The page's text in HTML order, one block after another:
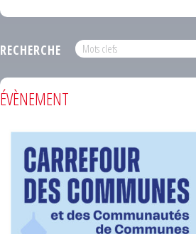
RECHERCHE
ÉVÈNEMENT